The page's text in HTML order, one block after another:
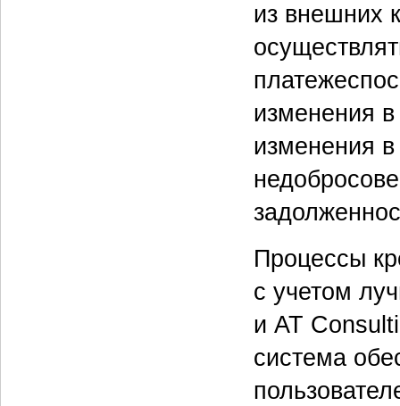
из внешних
изменения в
изменения
Процессы
с учетом
и AT
система